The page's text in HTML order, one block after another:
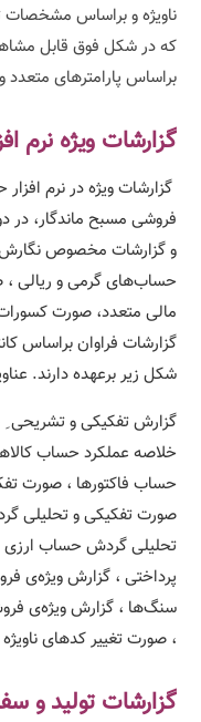
ناویژه و براساس مشخصات
که در شکل فوق قابل
براساس پارامترهای
گزارشات ویژه نرم
گزارشات ویژه در نرم
فروشی مسبح ماندگار، در
و گزارشات مخصوص نگارش
حساب‌های گرمی و
مالی متعدد، صورت
گزارشات فراوان براساس
شکل زیر برعهده دارند.
گزارش تفکیکی و تشریحی
خلاصه عملکرد حساب
تحلیلی گردش حساب
پرداختی ، گزارش ویژه‌ی
سنگ‌ها ، گزارش ویژه‌ی
، صورت تغییر کدهای
گزارشات تولید و